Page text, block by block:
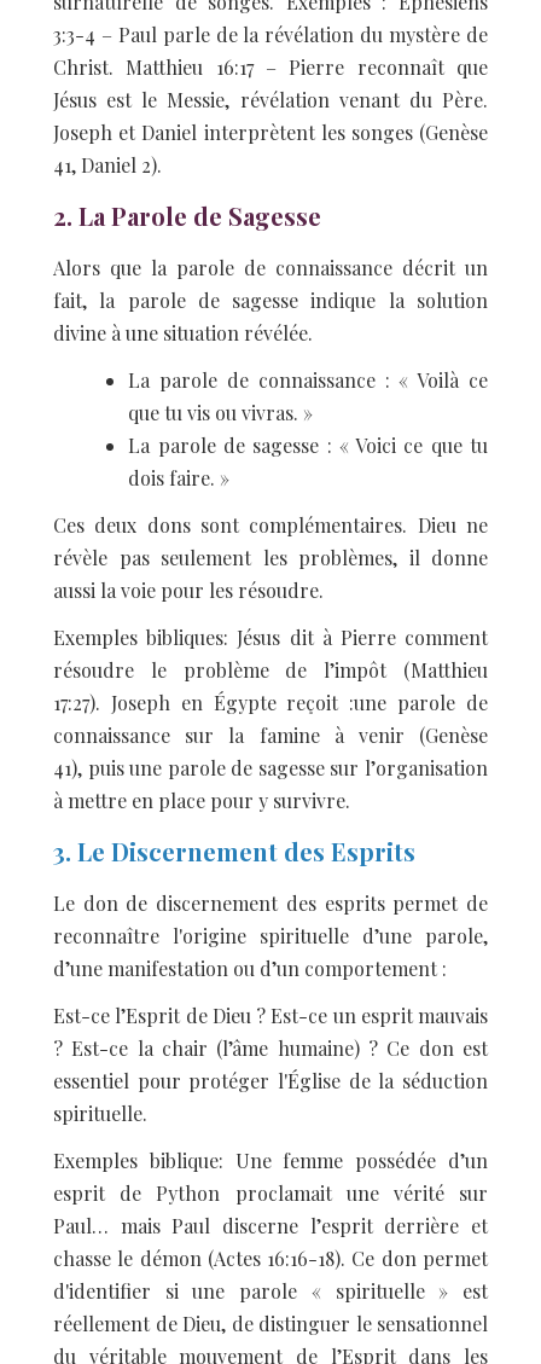
3:3-4 – Paul parle de la révélation du mystère de
Christ. Matthieu 16:17 – Pierre reconnaît que
Jésus est le Messie, révélation venant du Père.
Joseph et Daniel interprètent les songes (Genèse
41, Daniel 2).
2. La Parole de Sagesse
Alors que la parole de connaissance décrit un
fait, la parole de sagesse indique la solution
divine à une situation révélée.
La parole de connaissance : « Voilà ce
que tu vis ou vivras. »
La parole de sagesse : « Voici ce que tu
dois faire. »
Ces deux dons sont complémentaires. Dieu ne
révèle pas seulement les problèmes, il donne
aussi la voie pour les résoudre.
Exemples bibliques: Jésus dit à Pierre comment
résoudre le problème de l’impôt (Matthieu
17:27). Joseph en Égypte reçoit :une parole de
connaissance sur la famine à venir (Genèse
41), puis une parole de sagesse sur l’organisation
à mettre en place pour y survivre.
3. Le Discernement des Esprits
Le don de discernement des esprits permet de
reconnaître l'origine spirituelle d’une parole,
d’une manifestation ou d’un comportement :
Est-ce l’Esprit de Dieu ? Est-ce un esprit mauvais
? Est-ce la chair (l’âme humaine) ? Ce don est
essentiel pour protéger l'Église de la séduction
spirituelle.
Exemples biblique: Une femme possédée d’un
esprit de Python proclamait une vérité sur
Paul… mais Paul discerne l’esprit derrière et
chasse le démon (Actes 16:16-18). Ce don permet
d'identifier si une parole « spirituelle » est
réellement de Dieu, de distinguer le sensationnel
du véritable mouvement de l’Esprit dans les